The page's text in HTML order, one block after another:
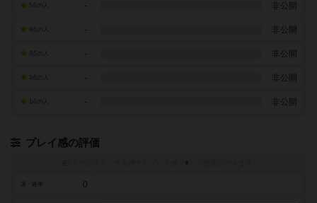
- 非公開
- 非公開
- 非公開
- 非公開
- 非公開
プレイ感の評価
※
0